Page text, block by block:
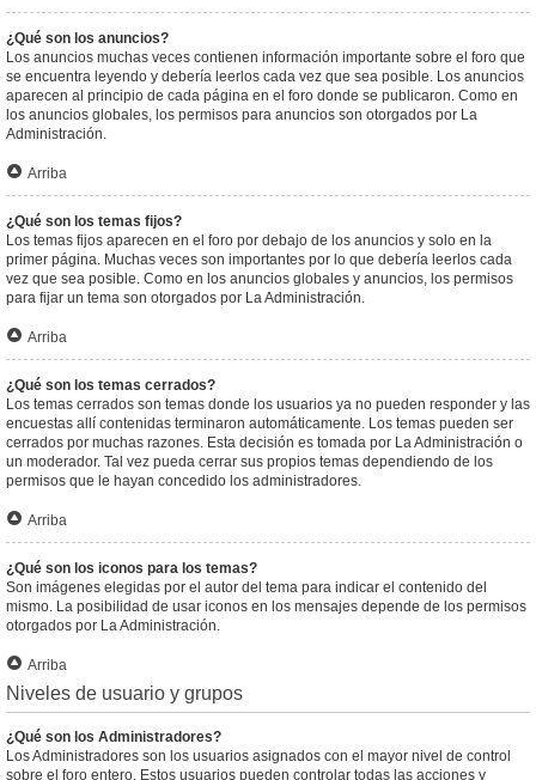
¿Qué son los anuncios?
Los anuncios muchas veces contienen información importante sobre el foro que
se encuentra leyendo y debería leerlos cada vez que sea posible. Los anuncios
aparecen al principio de cada página en el foro donde se publicaron. Como en
los anuncios globales, los permisos para anuncios son otorgados por La
Administración.
Arriba
¿Qué son los temas fijos?
Los temas fijos aparecen en el foro por debajo de los anuncios y solo en la
primer página. Muchas veces son importantes por lo que debería leerlos cada
vez que sea posible. Como en los anuncios globales y anuncios, los permisos
para fijar un tema son otorgados por La Administración.
Arriba
¿Qué son los temas cerrados?
Los temas cerrados son temas donde los usuarios ya no pueden responder y las
encuestas allí contenidas terminaron automáticamente. Los temas pueden ser
cerrados por muchas razones. Esta decisión es tomada por La Administración o
un moderador. Tal vez pueda cerrar sus propios temas dependiendo de los
permisos que le hayan concedido los administradores.
Arriba
¿Qué son los iconos para los temas?
Son imágenes elegidas por el autor del tema para indicar el contenido del
mismo. La posibilidad de usar iconos en los mensajes depende de los permisos
otorgados por La Administración.
Arriba
Niveles de usuario y grupos
¿Qué son los Administradores?
Los Administradores son los usuarios asignados con el mayor nivel de control
sobre el foro entero. Estos usuarios pueden controlar todas las acciones y